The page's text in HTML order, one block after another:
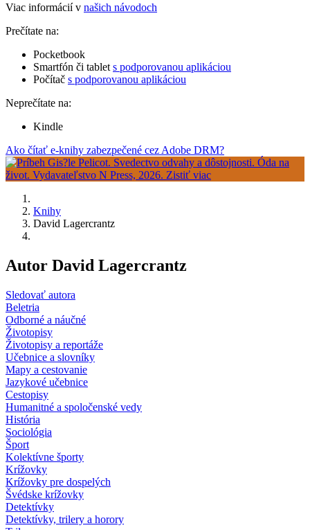
Viac informácií v našich návodoch
Prečítate na:
Pocketbook
Smartfón či tablet s podporovanou aplikáciou
Počítač s podporovanou aplikáciou
Neprečítate na:
Kindle
Ako čítať e-knihy zabezpečené cez Adobe DRM?
Knihy
David Lagercrantz
Autor David Lagercrantz
Sledovať autora
Beletria
Odborné a náučné
Životopisy
Životopisy a reportáže
Učebnice a slovníky
Mapy a cestovanie
Jazykové učebnice
Cestopisy
Humanitné a spoločenské vedy
História
Sociológia
Šport
Kolektívne športy
Krížovky
Krížovky pre dospelých
Švédske krížovky
Detektívky
Detektívky, trilery a horory